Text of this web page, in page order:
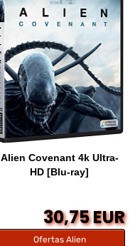
Alien Covenant 4k Ultra-
HD [Blu-ray]
30,75 EUR
Ofertas Alien